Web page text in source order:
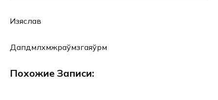
Изяслав
Дапдмлхмжраўмзгаяўрм
Похожие Записи: